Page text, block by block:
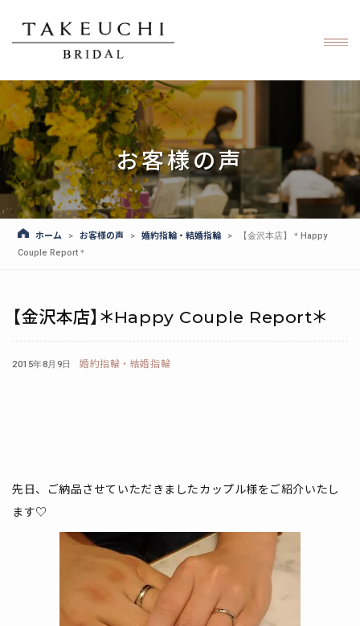
お客様の声
ホーム > お客様の声 > 婚約指輪・結婚指輪 >
【金沢本店】＊Happy
Couple Report＊
【金沢本店】＊Happy Couple Report＊
2015年8月9日 婚約指輪・結婚指輪
先日、ご納品させていただきましたカップル様をご紹介いたし
ます♡